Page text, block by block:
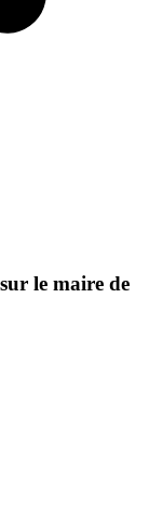
le maire de